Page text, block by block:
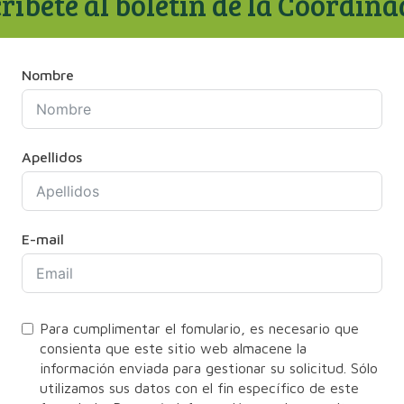
Nombre
Apellidos
E-mail
Para cumplimentar el fomulario, es necesario que
consienta que este sitio web almacene la
información enviada para gestionar su solicitud. Sólo
utilizamos sus datos con el fin específico de este